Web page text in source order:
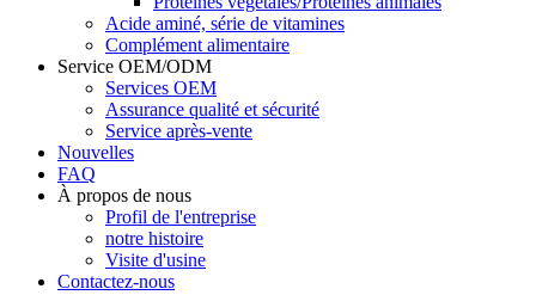
Acide aminé, série de vitamines
Complément alimentaire
Service OEM/ODM
Services OEM
Assurance qualité et sécurité
Service après-vente
Nouvelles
FAQ
À propos de nous
Profil de l'entreprise
notre histoire
Visite d'usine
Contactez-nous